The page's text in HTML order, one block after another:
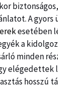
A
esetében
a
minden
elégedettek
hosszú